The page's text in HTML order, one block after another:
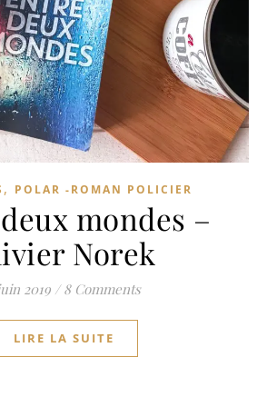
, POLAR -ROMAN POLICIER
mondes –
Norek
2019 / 8 Comments
LIRE LA SUITE